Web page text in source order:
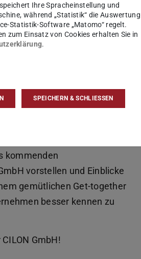
inhabergeführten
kommenden
vorstellen und Einblicke
gemütlichen Get-together
besser kennen zu
GmbH!
Ihre Spracheinstellung und
während „Statistik“ die Auswertung
Statistik-Software „Matomo“ regelt.
zum Einsatz von Cookies erhalten Sie in
.
SPEICHERN & SCHLIESSEN